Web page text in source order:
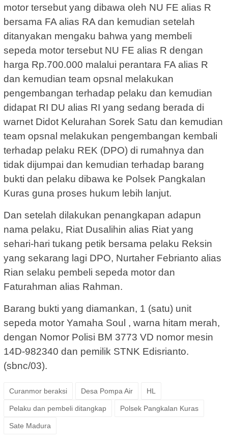
motor tersebut yang dibawa oleh NU FE alias R
bersama FA alias RA dan kemudian setelah
ditanyakan mengaku bahwa yang membeli
sepeda motor tersebut NU FE alias R dengan
harga Rp.700.000 malalui perantara FA alias R
dan kemudian team opsnal melakukan
pengembangan terhadap pelaku dan kemudian
didapat RI DU alias RI yang sedang berada di
warnet Didot Kelurahan Sorek Satu dan kemudian
team opsnal melakukan pengembangan kembali
terhadap pelaku REK (DPO) di rumahnya dan
tidak dijumpai dan kemudian terhadap barang
bukti dan pelaku dibawa ke Polsek Pangkalan
Kuras guna proses hukum lebih lanjut.
Dan setelah dilakukan penangkapan adapun
nama pelaku, Riat Dusalihin alias Riat yang
sehari-hari tukang petik bersama pelaku Reksin
yang sekarang lagi DPO, Nurtaher Febrianto alias
Rian selaku pembeli sepeda motor dan
Faturahman alias Rahman.
Barang bukti yang diamankan, 1 (satu) unit
sepeda motor Yamaha Soul , warna hitam merah,
dengan Nomor Polisi BM 3773 VD nomor mesin
14D-982340 dan pemilik STNK Edisrianto.
(sbnc/03).
Curanmor beraksi Desa Pompa Air HL
Pelaku dan pembeli ditangkap Polsek Pangkalan Kuras
Sate Madura